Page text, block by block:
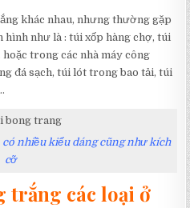
khác nhau, nhưng thường gặp
hình như là : túi xốp hàng chợ, túi
trong các nhà máy công
đá sạch, túi lót trong bao tải, túi
nhiều kiểu dáng cũng như kích
cỡ
trắng các loại ở